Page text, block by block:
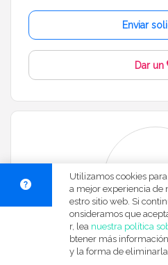
Enviar
Dar un
Utilizamos cookies
a mejor experiencia de
estro sitio web. Si
onsideramos que
r, lea nuestra política
btener más
y la forma de